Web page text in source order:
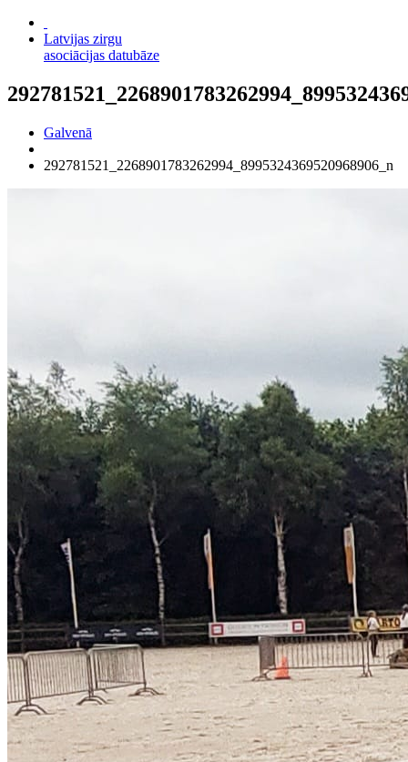
Latvijas zirgu
asociācijas datubāze
Galvenā
292781521_2268901783262994_8995324369520968906_n